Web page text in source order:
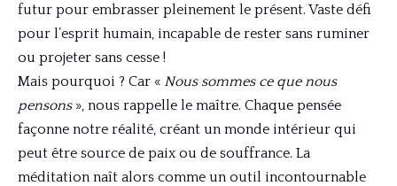
futur pour embrasser pleinement le présent. Vaste défi
pour l’esprit humain, incapable de rester sans ruminer
ou projeter sans cesse !
Mais pourquoi ? Car « Nous sommes ce que nous
pensons», nous rappelle le maître. Chaque pensée
façonne notre réalité, créant un monde intérieur qui
peut être source de paix ou de souffrance. La
méditation naît alors comme un outil incontournable